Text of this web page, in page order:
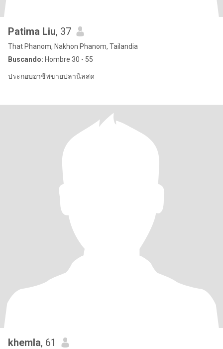
Patima Liu, 37
That Phanom, Nakhon Phanom, Tailandia
Buscando: Hombre 30 - 55
ประกอบอาชีพขายปลานิลสด
khemla, 61